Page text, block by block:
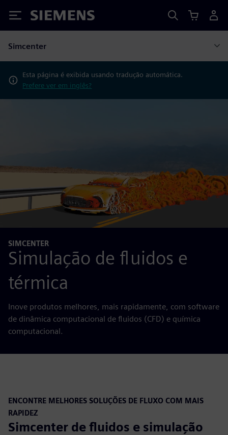
Siemens
Simcenter
Esta página é exibida usando tradução automática.
Prefere ver em inglês?
SIMCENTER
Simulação de fluidos e
térmica
Inove produtos melhores, mais rapidamente, com software
de dinâmica computacional de fluidos (CFD) e química
computacional.
ENCONTRE MELHORES SOLUÇÕES DE FLUXO COM MAIS
RAPIDEZ
Simcenter de fluidos e simulação